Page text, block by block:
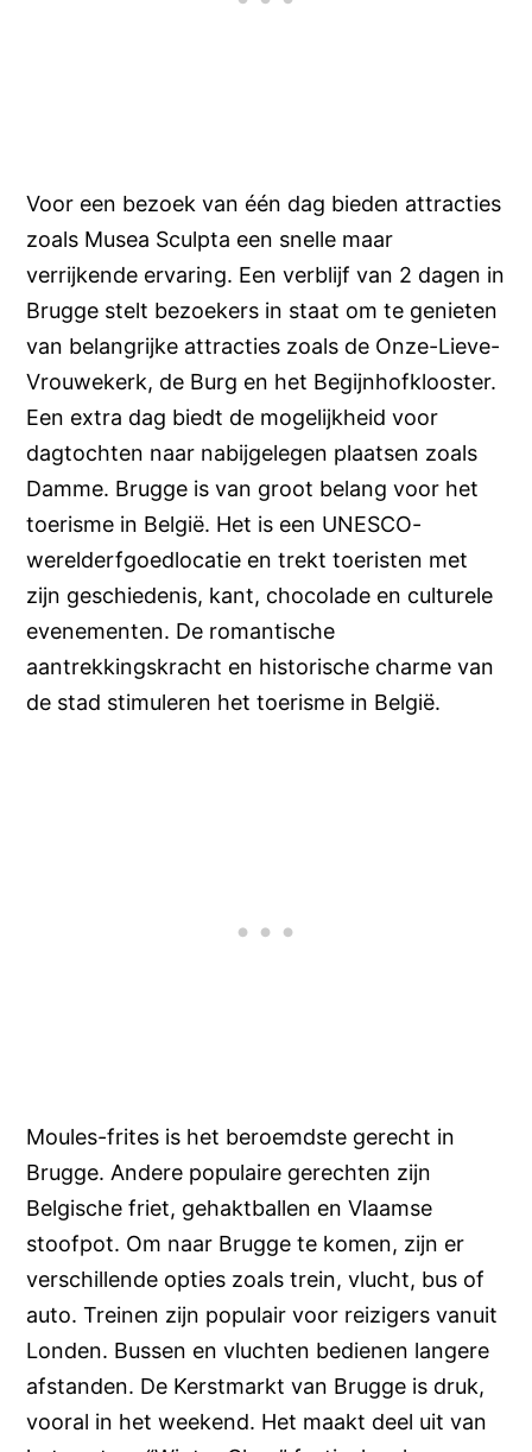
Voor een bezoek van één dag bieden attracties
zoals Musea Sculpta een snelle maar
verrijkende ervaring. Een verblijf van 2 dagen in
Brugge stelt bezoekers in staat om te genieten
van belangrijke attracties zoals de Onze-Lieve-
Vrouwekerk, de Burg en het Begijnhofklooster.
Een extra dag biedt de mogelijkheid voor
dagtochten naar nabijgelegen plaatsen zoals
Damme. Brugge is van groot belang voor het
toerisme in België. Het is een UNESCO-
werelderfgoedlocatie en trekt toeristen met
zijn geschiedenis, kant, chocolade en culturele
evenementen. De romantische
aantrekkingskracht en historische charme van
de stad stimuleren het toerisme in België.
Moules-frites is het beroemdste gerecht in
Brugge. Andere populaire gerechten zijn
Belgische friet, gehaktballen en Vlaamse
stoofpot. Om naar Brugge te komen, zijn er
verschillende opties zoals trein, vlucht, bus of
auto. Treinen zijn populair voor reizigers vanuit
Londen. Bussen en vluchten bedienen langere
afstanden. De Kerstmarkt van Brugge is druk,
vooral in het weekend. Het maakt deel uit van